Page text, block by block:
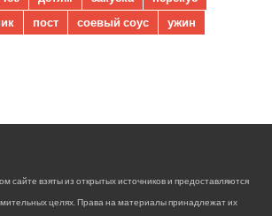
пост соевый соус ужин
сайте взяты из открытых источников и предоставляются
целях. Права на материалы принадлежат их